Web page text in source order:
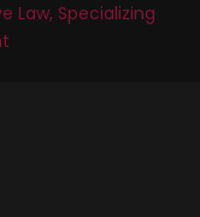
Law, Specializing